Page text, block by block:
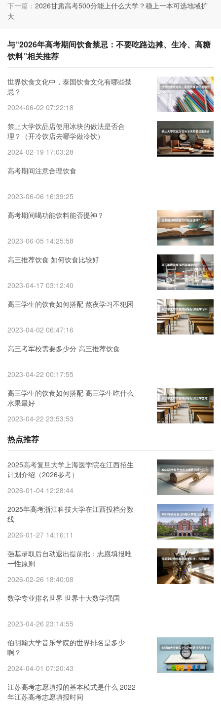
下一篇： 2026甘肃高考500分能上什么大学？稳上一本可选地域扩
大
与“2026年高考期间饮食禁忌：不要吃路边摊、生冷、高糖
饮料”相关推荐
世界饮食文化中，泰国饮食文化有哪些禁
忌？
2024-06-02 07:22:18
禁止大学饮品店使用冰块的做法是否合
理？（开冷饮店去哪学做冷饮）
2024-02-19 17:03:28
高考期间注意合理饮食
2023-06-06 16:39:25
高考期间喝功能饮料能否提神？
2023-06-05 14:25:58
高三推荐饮食 如何饮食比较好
2023-04-17 03:12:40
高三学生的饮食如何搭配 熬夜学习不犯困
2023-04-02 06:47:16
高三考军校需要多少分 高三推荐饮食
2023-04-22 00:17:55
高三学生的饮食如何搭配 高三学生吃什么
水果最好
2023-04-22 23:53:53
热点推荐
2025高考复旦大学上海医学院在江西招生
计划介绍（2026参考）
2026-01-04 12:28:44
2025年高考浙江科技大学在江西投档分数
线
2026-01-27 14:16:11
强基录取后自动退出提前批：志愿填报唯
一性原则
2026-02-26 18:40:08
数学专业排名世界 世界十大数学强国
2023-04-26 23:14:55
伯明翰大学音乐学院的世界排名是多少
啊？
2024-04-01 07:20:43
江苏高考志愿填报的基本模式是什么 2022
年江苏高考志愿填报时间